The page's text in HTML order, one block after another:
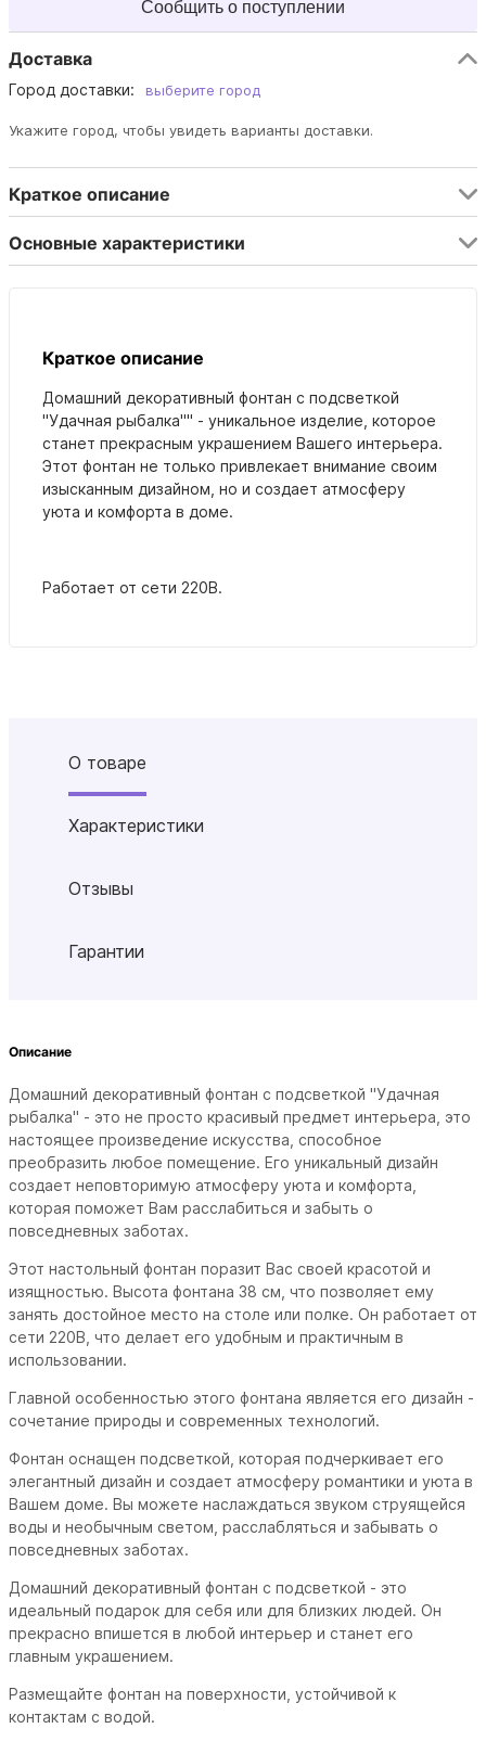
Сообщить о поступлении
Доставка
Город доставки: выберите город
Укажите город, чтобы увидеть варианты доставки.
Краткое описание
Основные характеристики
Краткое описание
Домашний декоративный фонтан с подсветкой
"Удачная рыбалка"" - уникальное изделие, которое
станет прекрасным украшением Вашего интерьера.
Этот фонтан не только привлекает внимание своим
изысканным дизайном, но и создает атмосферу
уюта и комфорта в доме.
Работает от сети 220В.
О товаре
Характеристики
Отзывы
Гарантии
Описание
Домашний декоративный фонтан с подсветкой "Удачная
рыбалка" - это не просто красивый предмет интерьера, это
настоящее произведение искусства, способное
преобразить любое помещение. Его уникальный дизайн
создает неповторимую атмосферу уюта и комфорта,
которая поможет Вам расслабиться и забыть о
повседневных заботах.
Этот настольный фонтан поразит Вас своей красотой и
изящностью. Высота фонтана 38 см, что позволяет ему
занять достойное место на столе или полке. Он работает от
сети 220В, что делает его удобным и практичным в
использовании.
Главной особенностью этого фонтана является его дизайн -
сочетание природы и современных технологий.
Фонтан оснащен подсветкой, которая подчеркивает его
элегантный дизайн и создает атмосферу романтики и уюта в
Вашем доме. Вы можете наслаждаться звуком струящейся
воды и необычным светом, расслабляться и забывать о
повседневных заботах.
Домашний декоративный фонтан с подсветкой - это
идеальный подарок для себя или для близких людей. Он
прекрасно впишется в любой интерьер и станет его
главным украшением.
Размещайте фонтан на поверхности, устойчивой к
контактам с водой.